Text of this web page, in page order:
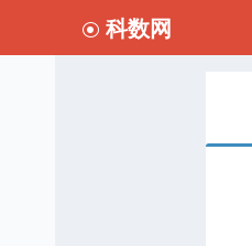
科数网